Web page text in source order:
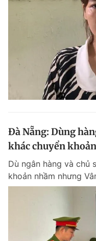
0906 645 777
Quảng cáo
Phó tổng biên tập: Lâm
Phó tổng biên tập: Trần
Tổng thư ký tòa soạn: Đức
Giấy phép xuất bản số
© 2003-2026 Bản quyền
dưới mọi hình thức nếu
Phát triển bởi ePi
Đà Nẵng: Dùng
khác chuyển
Dù ngân hàng và chủ
khoản nhầm nhưng